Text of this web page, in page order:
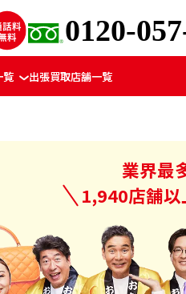
0120-
覧 出張買取店舗一覧
業界最
1,940店舗以